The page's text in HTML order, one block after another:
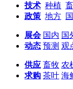
技术 种植
政策 地方
展会 国内 国
动态 预测 观
供应 畜牧 农
求购 茶叶 海